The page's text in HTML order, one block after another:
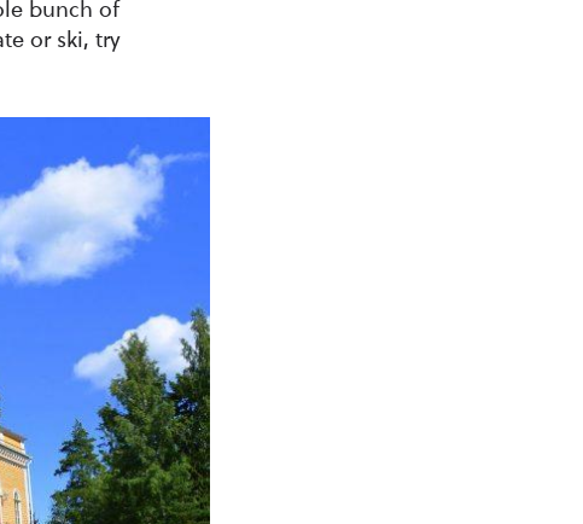
bunch of
or ski, try